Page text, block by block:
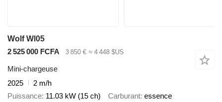
Wolf Wl05
2 525 000 FCFA
3 850 € ≈ 4 448 $US
Mini-chargeuse
2025
2 m/h
Puissance 11.03 kW (15 ch) Carburant essence